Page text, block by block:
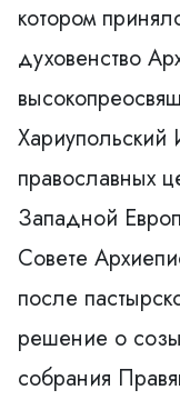
котором
духовенство
православных
Западной
Совете
после
решение о
собрания